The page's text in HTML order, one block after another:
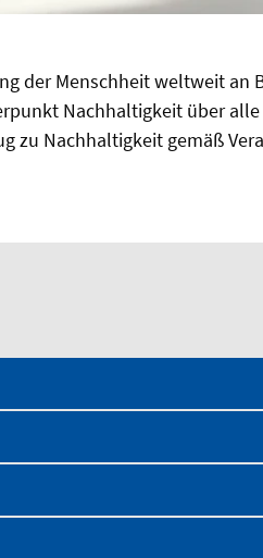
der Menschheit weltweit an
Nachhaltigkeit über
zu Nachhaltigkeit gemäß